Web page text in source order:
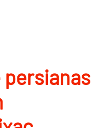
persianas